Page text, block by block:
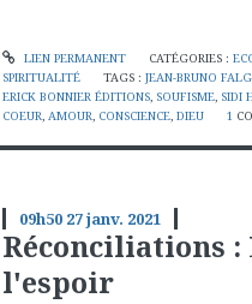
LIEN PERMANENT CATÉGORIES :
SPIRITUALITÉ
TAGS :JEAN-BRUNO
ERICK BONNIER ÉDITIONS, SOUFISME, SIDI
COEUR, AMOUR, CONSCIENCE, DIEU 1
09h50 27janv. 2021
Réconciliations :
l'espoir